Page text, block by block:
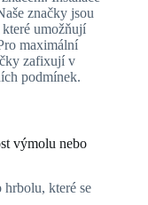
značky jsou
umožňují
maximální
zafixují v
podmínek.
výmolu nebo
které se